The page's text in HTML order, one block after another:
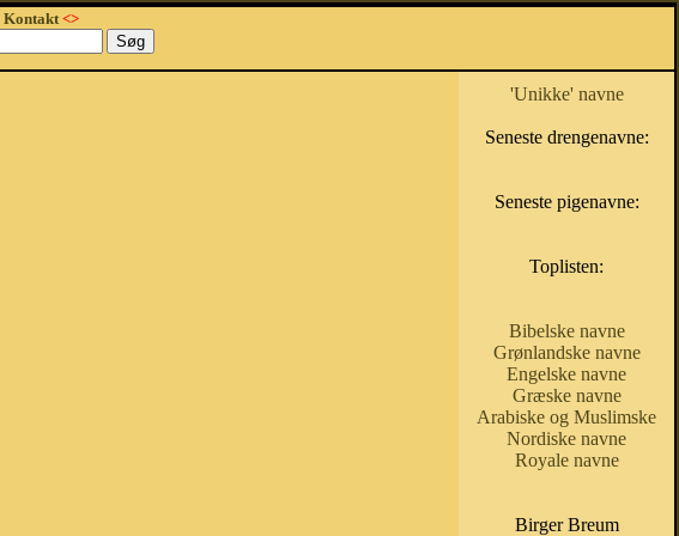
Kontakt<>
'Unikke' navne
Seneste drengenavne:
Seneste pigenavne:
Toplisten:
Bibelske navne
Grønlandske navne
Engelske navne
Græske navne
Arabiske og Muslimske
Nordiske navne
Royale navne
Birger Breum